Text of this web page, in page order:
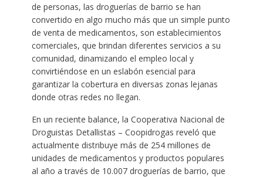
de personas, las droguerías de barrio se han
convertido en algo mucho más que un simple punto
de venta de medicamentos, son establecimientos
comerciales, que brindan diferentes servicios a su
comunidad, dinamizando el empleo local y
convirtiéndose en un eslabón esencial para
garantizar la cobertura en diversas zonas lejanas
donde otras redes no llegan.
En un reciente balance, la Cooperativa Nacional de
Droguistas Detallistas – Coopidrogas reveló que
actualmente distribuye más de 254 millones de
unidades de medicamentos y productos populares
al año a través de 10.007 droguerías de barrio, que